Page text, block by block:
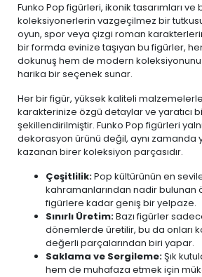
Funko Pop figürleri, ikonik tasarımları ve
koleksiyonerlerin vazgeçilmez bir
oyun, spor veya çizgi roman
bir formda evinize taşıyan bu figürler,
dokunuş hem de modern
harika bir seçenek sunar.
Her bir figür, yüksek kaliteli
karakterinize özgü detaylar ve yaratıcı
şekillendirilmiştir. Funko Pop figürleri
dekorasyon ürünü değil, aynı zamanda
kazanan birer koleksiyon parçasıdır.
Çeşitlilik:Pop kültürünün en
kahramanlarından nadir bulunan
figürlere kadar geniş bir yelpaze.
Sınırlı Üretim:Bazı figürler
dönemlerde üretilir, bu da onları
değerli parçalarından biri yapar.
Saklama ve Sergileme:Şık
hem de muhafaza etmek için